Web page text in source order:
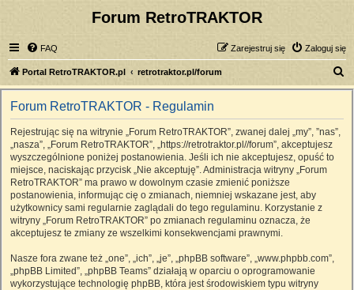
Forum RetroTRAKTOR
FAQ Zaloguj się
Zarejestruj się
Portal RetroTRAKTOR.pl retrotraktor.pl/forum
z
Forum RetroTRAKTOR - Regulamin
Rejestrując się na witrynie „Forum RetroTRAKTOR”, zwanej dalej „my”, ”nas”,
„nasza”, „Forum RetroTRAKTOR”, „https://retrotraktor.pl//forum”, akceptujesz
wyszczególnione poniżej postanowienia. Jeśli ich nie akceptujesz, opuść to
miejsce, naciskając przycisk „Nie akceptuję”. Administracja witryny „Forum
RetroTRAKTOR” ma prawo w dowolnym czasie zmienić poniższe
postanowienia, informując cię o zmianach, niemniej wskazane jest, aby
użytkownicy sami regularnie zaglądali do tego regulaminu. Korzystanie z
witryny „Forum RetroTRAKTOR” po zmianach regulaminu oznacza, że
akceptujesz te zmiany ze wszelkimi konsekwencjami prawnymi.
Nasze fora zwane też „one”, „ich”, „je”, „phpBB software”, „www.phpbb.com”,
„phpBB Limited”, „phpBB Teams” działają w oparciu o oprogramowanie
wykorzystujące technologię phpBB, która jest środowiskiem typu witryny